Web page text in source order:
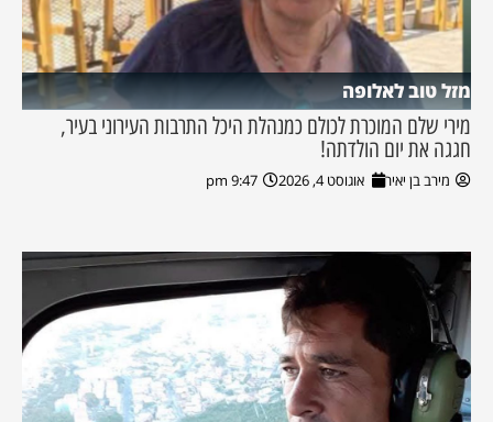
מזל טוב לאלופה
מירי שלם המוכרת לכולם כמנהלת היכל התרבות העירוני בעיר,
חגגה את יום הולדתה!
מירב בן יאיר אוגוסט 4, 2026 9:47 pm